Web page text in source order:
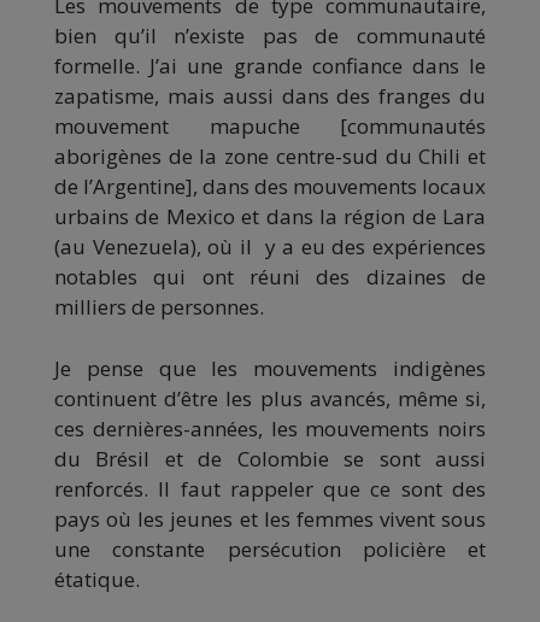
bien qu’il n’existe pas de communauté
formelle. J’ai une grande confiance dans le
zapatisme, mais aussi dans des franges du
mouvement mapuche [communautés
aborigènes de la zone centre-sud du Chili et
de l’Argentine], dans des mouvements locaux
urbains de Mexico et dans la région de Lara
(au Venezuela), où il y a eu des expériences
notables qui ont réuni des dizaines de
milliers de personnes.
Je pense que les mouvements indigènes
continuent d’être les plus avancés, même si,
ces dernières-années, les mouvements noirs
du Brésil et de Colombie se sont aussi
renforcés. Il faut rappeler que ce sont des
pays où les jeunes et les femmes vivent sous
une constante persécution policière et
étatique.